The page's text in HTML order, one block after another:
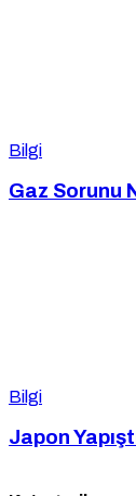
Bilgi
Gaz Sorunu
Bilgi
Japon